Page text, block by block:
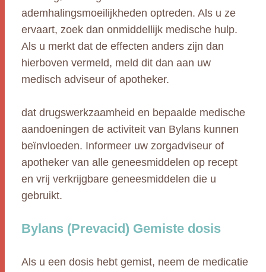
ademhalingsmoeilijkheden optreden. Als u ze
ervaart, zoek dan onmiddellijk medische hulp.
Als u merkt dat de effecten anders zijn dan
hierboven vermeld, meld dit dan aan uw
medisch adviseur of apotheker.
dat drugswerkzaamheid en bepaalde medische
aandoeningen de activiteit van Bylans kunnen
beïnvloeden. Informeer uw zorgadviseur of
apotheker van alle geneesmiddelen op recept
en vrij verkrijgbare geneesmiddelen die u
gebruikt.
Bylans (Prevacid) Gemiste dosis
Als u een dosis hebt gemist, neem de medicatie